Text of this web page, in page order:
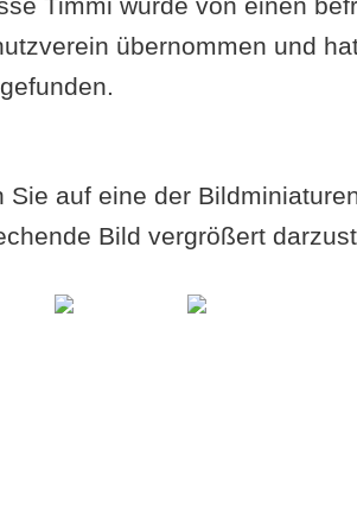
übernommen und
Sie auf eine der
Bild vergrößert